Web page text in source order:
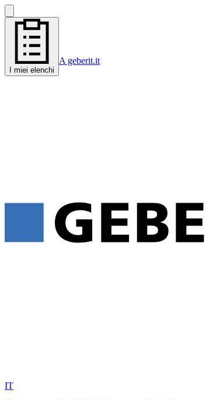
I miei elenchi
A geberit.it
IT